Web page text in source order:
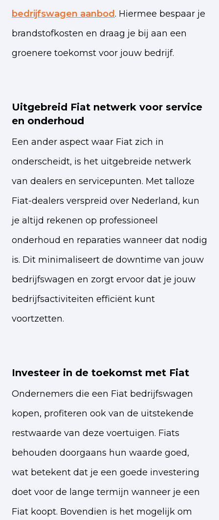
bedrijfswagen aanbod. Hiermee bespaar je
brandstofkosten en draag je bij aan een
groenere toekomst voor jouw bedrijf.
Uitgebreid Fiat netwerk voor service
en onderhoud
Een ander aspect waar Fiat zich in
onderscheidt, is het uitgebreide netwerk
van dealers en servicepunten. Met talloze
Fiat-dealers verspreid over Nederland, kun
je altijd rekenen op professioneel
onderhoud en reparaties wanneer dat nodig
is. Dit minimaliseert de downtime van jouw
bedrijfswagen en zorgt ervoor dat je jouw
bedrijfsactiviteiten efficiënt kunt
voortzetten.
Investeer in de toekomst met Fiat
Ondernemers die een Fiat bedrijfswagen
kopen, profiteren ook van de uitstekende
restwaarde van deze voertuigen. Fiats
behouden doorgaans hun waarde goed,
wat betekent dat je een goede investering
doet voor de lange termijn wanneer je een
Fiat koopt. Bovendien is het mogelijk om